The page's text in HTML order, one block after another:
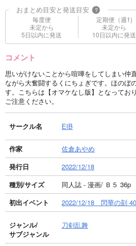
おまとめ目安と発送目安 ?
毎度便
未定から
5日以内に発送
定期便（週1)
未定から
10日以内に発送
コメント
思いがけないことから喧嘩をしてしまい仲
ながら大奮闘するくにちょぎです。ほのぼ
す。こちらは【オマケなし版】となってお
ご注意ください。
サークル名 EIB
作家
佐倉あやめ
発行日
2022/12/18
種別/サイズ
同人誌 - 漫画/ Ｂ５ 36p
初出イベント
2022/12/18 閃華の刻
ジャンル/
サブジャンル
刀剣乱舞